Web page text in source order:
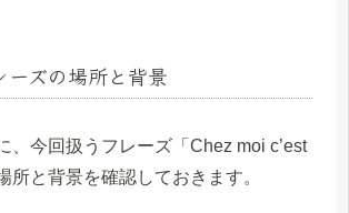
ーズの場所と背景
、今回扱うフレーズ「Chez moi c’est
所と背景を確認しておきます。